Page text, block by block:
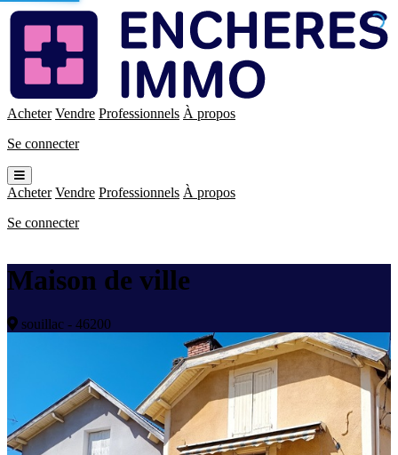
Enchères
Immo
Acheter Vendre Professionnels À propos
Se connecter
Ouvrir
le
menu
Acheter Vendre Professionnels À propos
Se connecter
Maison de ville
souillac - 46200